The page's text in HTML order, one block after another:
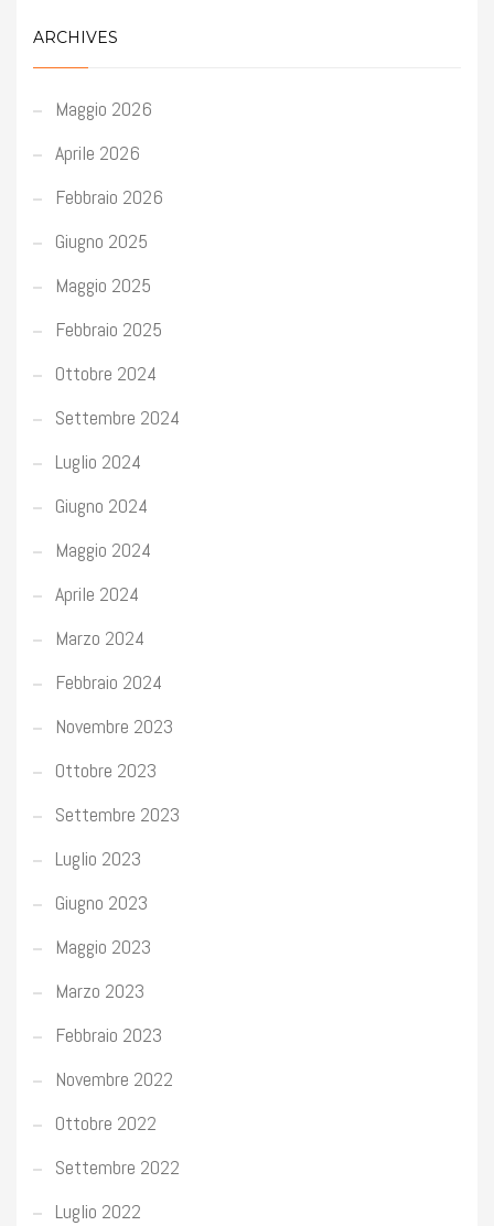
ARCHIVES
Maggio 2026
Aprile 2026
Febbraio 2026
Giugno 2025
Maggio 2025
Febbraio 2025
Ottobre 2024
Settembre 2024
Luglio 2024
Giugno 2024
Maggio 2024
Aprile 2024
Marzo 2024
Febbraio 2024
Novembre 2023
Ottobre 2023
Settembre 2023
Luglio 2023
Giugno 2023
Maggio 2023
Marzo 2023
Febbraio 2023
Novembre 2022
Ottobre 2022
Settembre 2022
Luglio 2022